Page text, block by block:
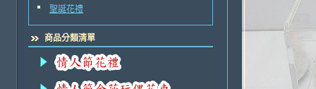
聖誕花禮
商品分類清單